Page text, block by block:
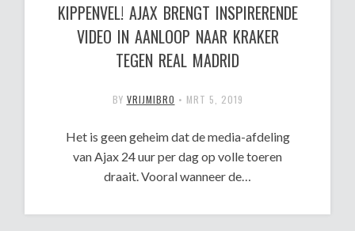
KIPPENVEL! AJAX BRENGT INSPIRERENDE
VIDEO IN AANLOOP NAAR KRAKER
TEGEN REAL MADRID
BY VRIJMIBRO • MRT 5, 2019
Het is geen geheim dat de media-afdeling
van Ajax 24 uur per dag op volle toeren
draait. Vooral wanneer de…